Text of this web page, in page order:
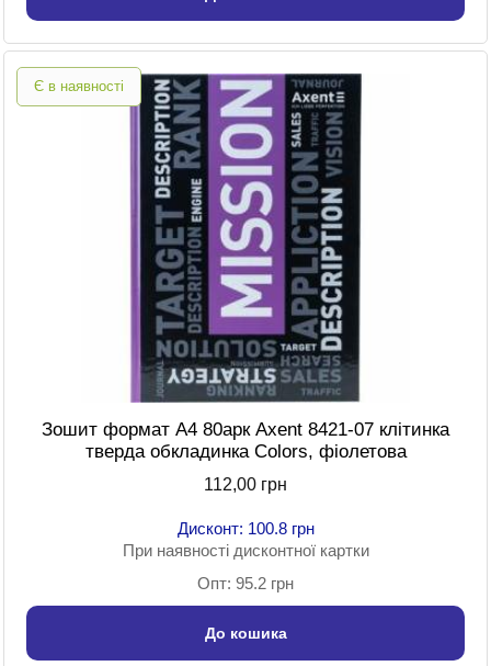
Є в наявності
Зошит формат A4 80арк Axent 8421-07 клітинка
тверда обкладинка Colors, фіолетова
112,00 грн
Дисконт: 100.8 грн
При наявності дисконтної картки
Опт: 95.2 грн
До кошика